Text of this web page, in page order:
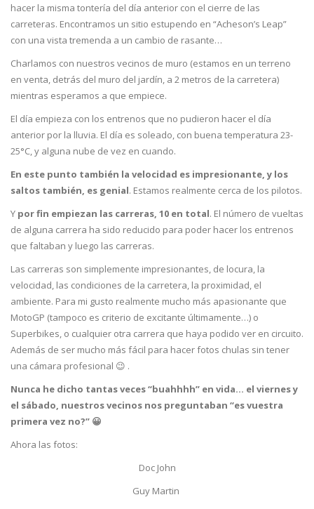
hacer la misma tontería del día anterior con el cierre de las
carreteras. Encontramos un sitio estupendo en “Acheson’s Leap”
con una vista tremenda a un cambio de rasante…
Charlamos con nuestros vecinos de muro (estamos en un terreno
en venta, detrás del muro del jardín, a 2 metros de la carretera)
mientras esperamos a que empiece.
El día empieza con los entrenos que no pudieron hacer el día
anterior por la lluvia. El día es soleado, con buena temperatura 23-
25°C, y alguna nube de vez en cuando.
En este punto también la velocidad es impresionante, y los
saltos también, es genial. Estamos realmente cerca de los pilotos.
Y por fin empiezan las carreras, 10 en total. El número de vueltas
de alguna carrera ha sido reducido para poder hacer los entrenos
que faltaban y luego las carreras.
Las carreras son simplemente impresionantes, de locura, la
velocidad, las condiciones de la carretera, la proximidad, el
ambiente. Para mi gusto realmente mucho más apasionante que
MotoGP (tampoco es criterio de excitante últimamente…) o
Superbikes, o cualquier otra carrera que haya podido ver en circuito.
Además de ser mucho más fácil para hacer fotos chulas sin tener
una cámara profesional 😉 .
Nunca he dicho tantas veces “buahhhh” en vida… el viernes y
el sábado, nuestros vecinos nos preguntaban “es vuestra
primera vez no?” 😀
Ahora las fotos:
Doc John
Guy Martin